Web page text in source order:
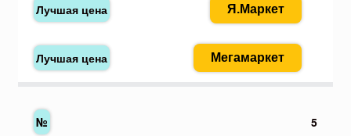
Я.Маркет
Мегамаркет
5